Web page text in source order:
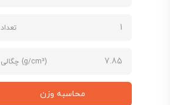
5
6
تعداد
(g/cm³) چگالی
محاسبه وزن